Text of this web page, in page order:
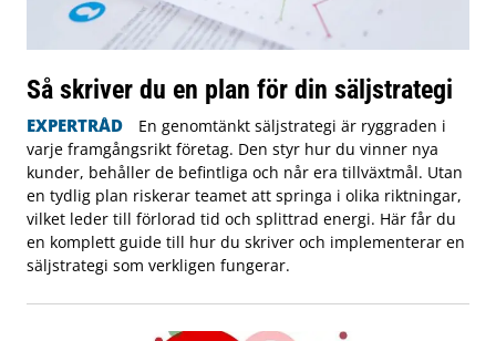
Så skriver du en plan för din säljstrategi
EXPERTRÅD
En genomtänkt säljstrategi är ryggraden i
varje framgångsrikt företag. Den styr hur du vinner nya
kunder, behåller de befintliga och når era tillväxtmål. Utan
en tydlig plan riskerar teamet att springa i olika riktningar,
vilket leder till förlorad tid och splittrad energi. Här får du
en komplett guide till hur du skriver och implementerar en
säljstrategi som verkligen fungerar.